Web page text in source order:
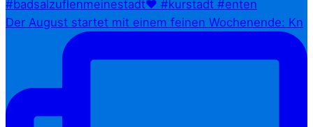
Der August startet mit einem feinen Wochenende: Kn